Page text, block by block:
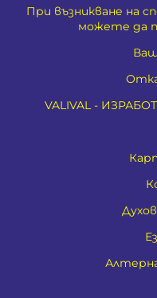
При възникване на
можете да
VALIVAL -